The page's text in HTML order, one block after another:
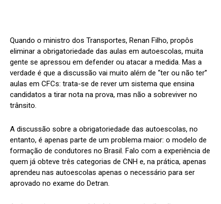
Quando o ministro dos Transportes, Renan Filho, propôs
eliminar a obrigatoriedade das aulas em autoescolas, muita
gente se apressou em defender ou atacar a medida. Mas a
verdade é que a discussão vai muito além de “ter ou não ter”
aulas em CFCs: trata-se de rever um sistema que ensina
candidatos a tirar nota na prova, mas não a sobreviver no
trânsito.
A discussão sobre a obrigatoriedade das autoescolas, no
entanto, é apenas parte de um problema maior: o modelo de
formação de condutores no Brasil. Falo com a experiência de
quem já obteve três categorias de CNH e, na prática, apenas
aprendeu nas autoescolas apenas o necessário para ser
aprovado no exame do Detran.